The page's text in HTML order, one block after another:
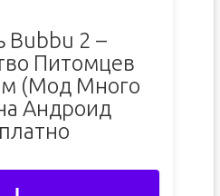
Bubbu 2 –
Питомцев
(Мод Много
Андроид